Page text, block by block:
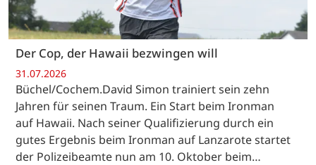
Der Cop, der Hawaii bezwingen will
31.07.2026
Büchel/Cochem.David Simon trainiert sein zehn
Jahren für seinen Traum. Ein Start beim Ironman
auf Hawaii. Nach seiner Qualifizierung durch ein
gutes Ergebnis beim Ironman auf Lanzarote startet
der Polizeibeamte nun am 10. Oktober beim…